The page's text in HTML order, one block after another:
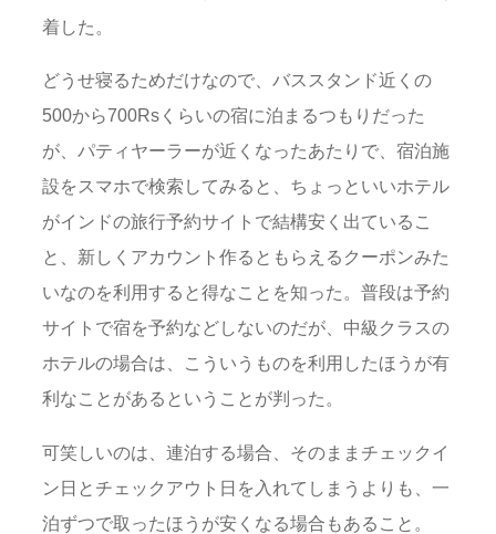
着した。
どうせ寝るためだけなので、バススタンド近くの
500から700Rsくらいの宿に泊まるつもりだった
が、パティヤーラーが近くなったあたりで、宿泊施
設をスマホで検索してみると、ちょっといいホテル
がインドの旅行予約サイトで結構安く出ているこ
と、新しくアカウント作るともらえるクーポンみた
いなのを利用すると得なことを知った。普段は予約
サイトで宿を予約などしないのだが、中級クラスの
ホテルの場合は、こういうものを利用したほうが有
利なことがあるということが判った。
可笑しいのは、連泊する場合、そのままチェックイ
ン日とチェックアウト日を入れてしまうよりも、一
泊ずつで取ったほうが安くなる場合もあること。